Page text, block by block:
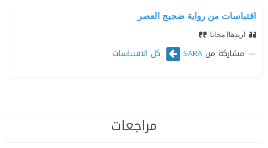
اقتباسات من رواية ضجيج العصر
اريدهاا مجانا
مشاركة من SARA كل الاقتباسات
مراجعات